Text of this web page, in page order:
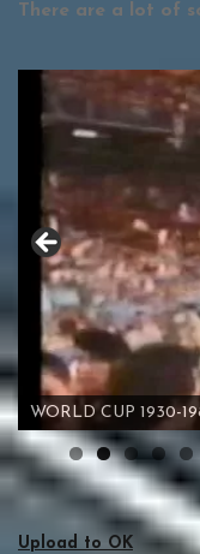
There are a lot of
栄光のワールドカッ
Upload to OK